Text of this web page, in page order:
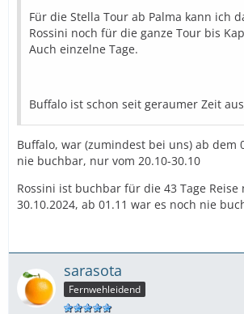
Für die Stella Tour ab Palma kann ich
Rossini noch für die ganze Tour bis
Auch einzelne Tage.
Buffalo ist schon seit geraumer Zeit
Buffalo, war (zumindest bei uns) ab dem
nie buchbar, nur vom 20.10-30.10
Rossini ist buchbar für die 43 Tage Reise
30.10.2024, ab 01.11 war es noch nie
sarasota
Fernwehleidend